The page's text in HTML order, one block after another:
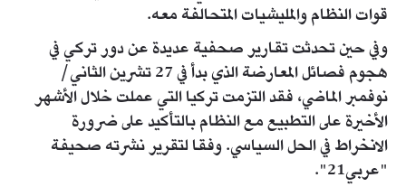
قوات النظام والمليشيات المتحالفة معه.
وفي حين تحدثت تقارير صحفية عديدة عن دور تركي في
هجوم فصائل المعارضة الذي بدأ في 27 تشرين الثاني/
نوفمبر الماضي، فقد التزمت تركيا التي عملت خلال الأشهر
الأخيرة على التطبيع مع النظام بالتأكيد على ضرورة
الانخراط في الحل السياسي. وفقا لتقرير نشرته صحيفة
"عربي21".